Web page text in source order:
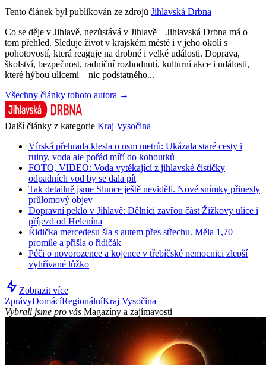
Tento článek byl publikován ze zdrojů Jihlavská Drbna
Co se děje v Jihlavě, nezůstává v Jihlavě – Jihlavská Drbna má o
tom přehled. Sleduje život v krajském městě i v jeho okolí s
pohotovostí, která reaguje na drobné i velké události. Doprava,
školství, bezpečnost, radniční rozhodnutí, kulturní akce i události,
které hýbou ulicemi – nic podstatného...
Všechny články tohoto autora →
Další články z kategorie Kraj Vysočina
Vírská přehrada klesla o osm metrů: Ukázala staré cesty i
ruiny, voda ale pořád míří do kohoutků
FOTO, VIDEO: Voda vytékající z jihlavské čističky
odpadních vod by se dala pít
Tak detailně jsme Slunce ještě neviděli. Nové snímky přinesly
průlomový objev
Dopravní peklo v Jihlavě: Dělníci zavřou část Žižkovy ulice i
příjezd od Helenína
Řidička mercedesu šla s autem přes střechu. Měla 1,70
promile a přišla o řidičák
Péči o novorozence a kojence v třebíčské nemocnici zlepší
vyhřívané lůžko
Zobrazit více
ZprávyDomácíRegionálníKraj Vysočina
Vybrali jsme pro vás Magazíny a zajímavosti